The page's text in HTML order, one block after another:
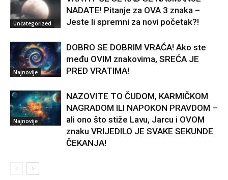
Uncategorized
NADATE! Pitanje za OVA 3 znaka –
Jeste li spremni za novi početak?!
Najnovije
DOBRO SE DOBRIM VRAĆA! Ako ste
među OVIM znakovima, SREĆA JE
PRED VRATIMA!
Najnovije
NAZOVITE TO ČUDOM, KARMIČKOM
NAGRADOM ILI NAPOKON PRAVDOM –
ali ono što stiže Lavu, Jarcu i OVOM
znaku VRIJEDILO JE SVAKE SEKUNDE
ČEKANJA!